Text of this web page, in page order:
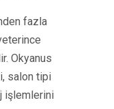
fazla
Okyanus
salon tipi
işlemlerini